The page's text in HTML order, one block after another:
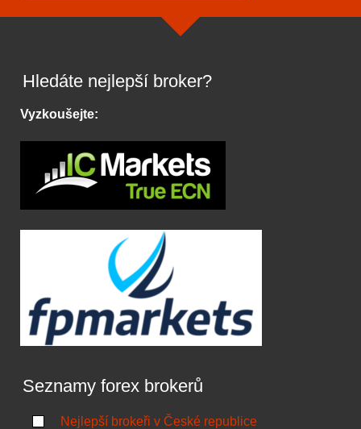
Hledáte nejlepší broker?
Vyzkoušejte:
Seznamy forex brokerů
Nejlepší brokeři v České republice